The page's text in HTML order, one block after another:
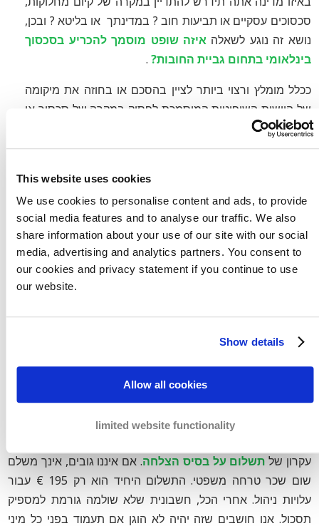
This website uses cookies
We use cookies to personalise content and ads, to provide
social media features and to analyse our traffic. We also
share information about your use of our site with our social
media, advertising and analytics partners. You consent to
our cookies and privacy statement if you continue to use
our website.
Show details
Allow all cookies
limited website functionality
סכסוכים עסקיים או תביעות חוב ? במדינתך או בליטא ? ובכן,
נושא זה נוגע לשאלה איזה שופט מוסמך להכריע בסכסוך
בינלאומי בתחום גביית החובות? .
ככלל מומלץ ורצוי ביותר לציין בהסכם או בחוזה את מיקומה
של היישות השיפוטית המוסמכת לפסוק במקרה של סכסוך או
מחלוקות עסקיות. זה נקרא גם בחירת פורום. במידה ולא נערכו
הסכמים או חוזים? אז הכלל הוא שבמקרה שנתגלו
עלויות גביית חובות בליטא- תשלום
על בסיס הצלחה
אנו עושים את מירב המאמצים להבטיח שהחוב יגבה ושהתשלום
עקרון של תשלום על בסיס הצלחה. אם איננו גובים, אינך משלם
שום שכר טרחה משפטי. התשלום היחיד הוא רק 195 € עבור
עלויות ניהול. אחרי הכל, חשבונית שלא שולמה גורמת למספיק
תסכול. אנו חושבים שזה יהיה לא הוגן אם תעמוד בפני כל מיני